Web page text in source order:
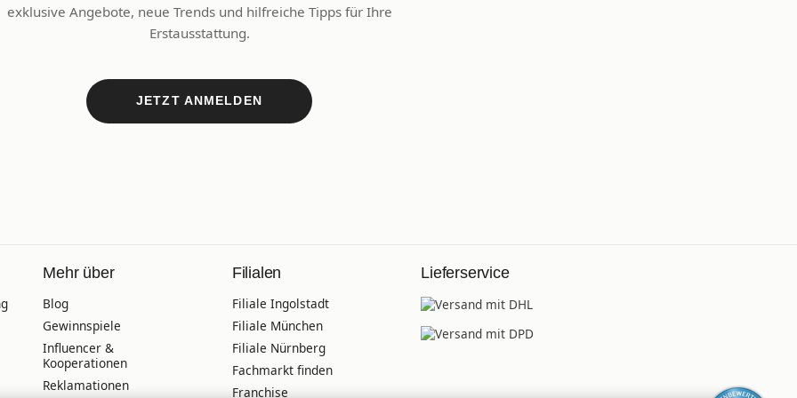
exklusive Angebote, neue Trends und hilfreiche Tipps für Ihre
Erstausstattung.
JETZT ANMELDEN
Mehr über
Blog
Gewinnspiele
Influencer &
Kooperationen
Reklamationen
Filialen
Filiale Ingolstadt
Filiale München
Filiale Nürnberg
Fachmarkt finden
Franchise
Lieferservice